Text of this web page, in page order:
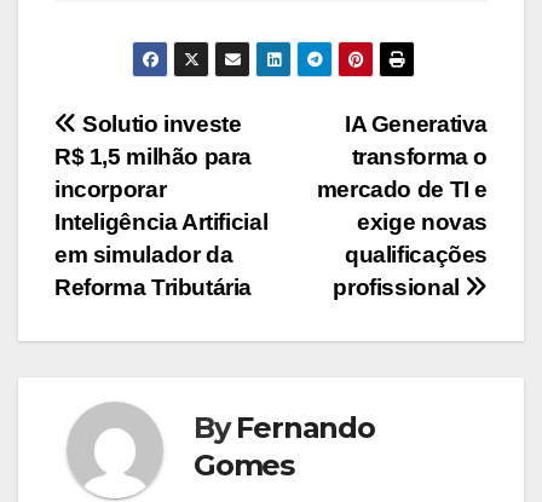
Navegação
de
Post
IA Generativa
transforma o
mercado de TI e
exige novas
qualificações
profissional
Solutio investe
R$ 1,5 milhão para
incorporar
Inteligência Artificial
em simulador da
Reforma Tributária
ByFernando
Gomes